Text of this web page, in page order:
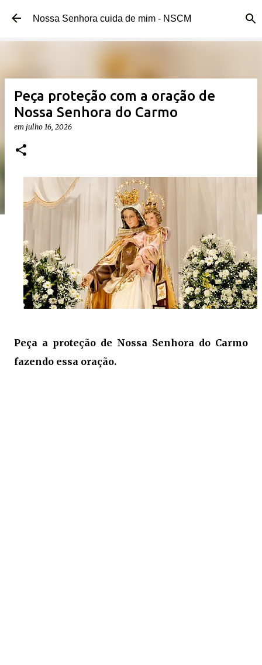
Pular para o conteúdo principal
Nossa Senhora cuida de mim - NSCM
Peça proteção com a oração de
Nossa Senhora do Carmo
em julho 16, 2026
Peça a proteção de Nossa Senhora do Carmo
fazendo essa oração.